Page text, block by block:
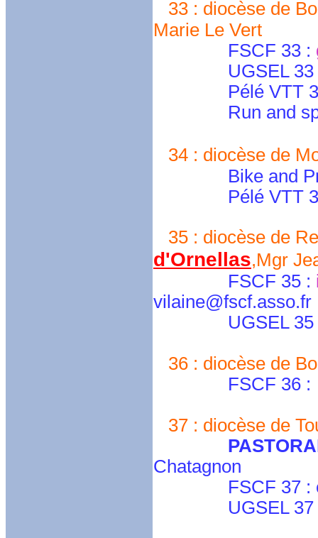
33 : diocèse de
Marie Le Vert
FSCF 33 :
UGSEL 33
Pélé VTT
Run and
34 : diocèse de
Bike and
Pélé VTT
35 : diocèse de
d'Ornellas,Mgr
FSCF 35 :
vilaine@fscf.asso.fr
UGSEL 35
36 : diocèse de
FSCF 36 :
37 : diocèse de
Chatagnon
FSCF 37 :
UGSEL 37